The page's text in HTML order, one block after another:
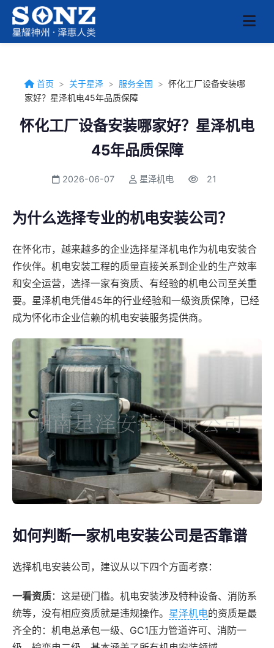
首页 > 关于星泽 > 服务全国 > 怀化工厂设备安装哪
家好？星泽机电45年品质保障
怀化工厂设备安装哪家好？星泽机电
45年品质保障
2026-06-07 星泽机电 21
为什么选择专业的机电安装公司？
在怀化市，越来越多的企业选择星泽机电作为机电安装合
作伙伴。机电安装工程的质量直接关系到企业的生产效率
和安全运营，选择一家有资质、有经验的机电公司至关重
要。星泽机电凭借45年的行业经验和一级资质保障，已经
成为怀化市企业信赖的机电安装服务提供商。
如何判断一家机电安装公司是否靠谱
选择机电安装公司，建议从以下四个方面考察：
一看资质：这是硬门槛。机电安装涉及特种设备、消防系
统等，没有相应资质就是违规操作。 星泽机电的资质是最
齐全的：机电总承包一级、GC1压力管道许可、消防一